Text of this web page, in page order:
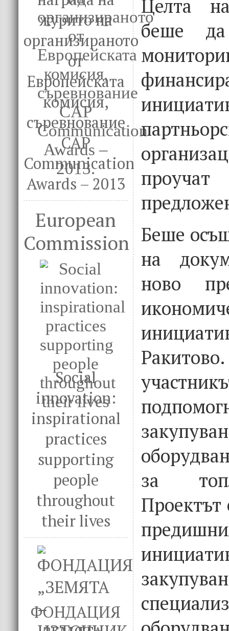
журито на
организираното
от
Европейската
комисия,
съревнование
CAP
Communication
Awards – 2013
European
Commission
Social
innovation:
inspirational
practices
supporting
people
throughout
their lives
ФОНДАЦИЯ
Целта
беше
Беше
на
ново
за